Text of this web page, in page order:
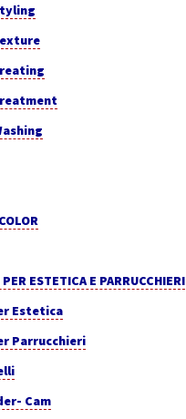
ESTETICA E PARRUCCHIERI
Estetica
Parrucchieri
Cam